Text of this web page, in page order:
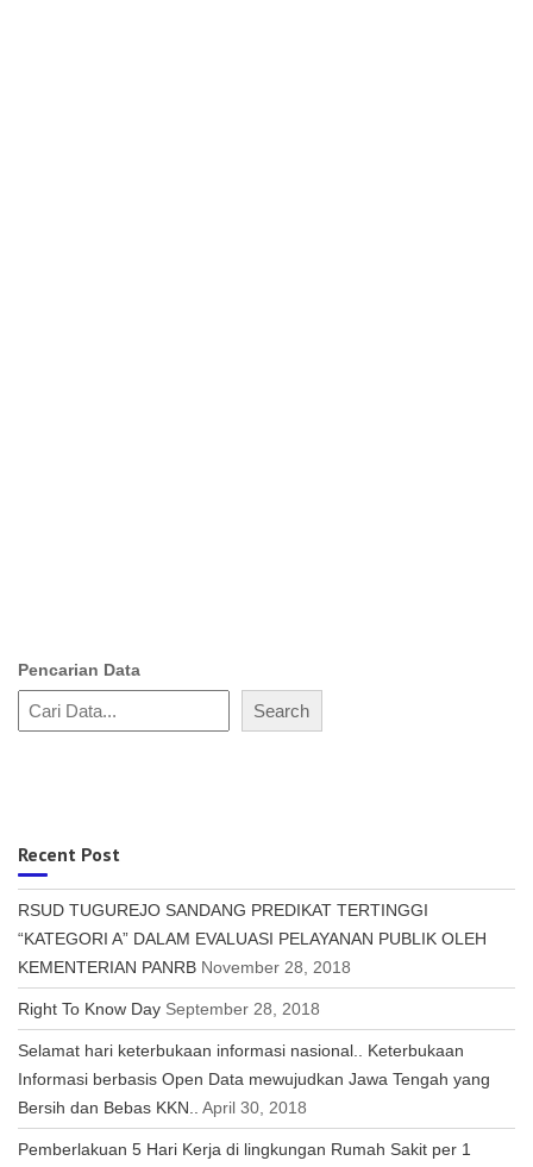
Pencarian Data
Search
Recent Post
RSUD TUGUREJO SANDANG PREDIKAT TERTINGGI
“KATEGORI A” DALAM EVALUASI PELAYANAN PUBLIK OLEH
KEMENTERIAN PANRB November 28, 2018
Right To Know Day September 28, 2018
Selamat hari keterbukaan informasi nasional.. Keterbukaan
Informasi berbasis Open Data mewujudkan Jawa Tengah yang
Bersih dan Bebas KKN.. April 30, 2018
Pemberlakuan 5 Hari Kerja di lingkungan Rumah Sakit per 1